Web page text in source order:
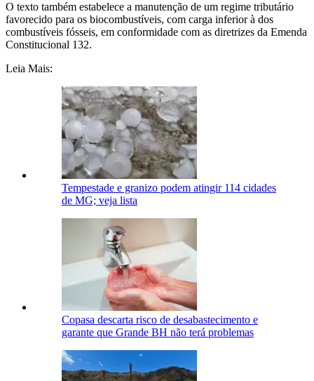
O texto também estabelece a manutenção de um regime tributário
favorecido para os biocombustíveis, com carga inferior à dos
combustíveis fósseis, em conformidade com as diretrizes da Emenda
Constitucional 132.
Leia Mais:
Tempestade e granizo podem atingir 114 cidades
de MG; veja lista
Copasa descarta risco de desabastecimento e
garante que Grande BH não terá problemas